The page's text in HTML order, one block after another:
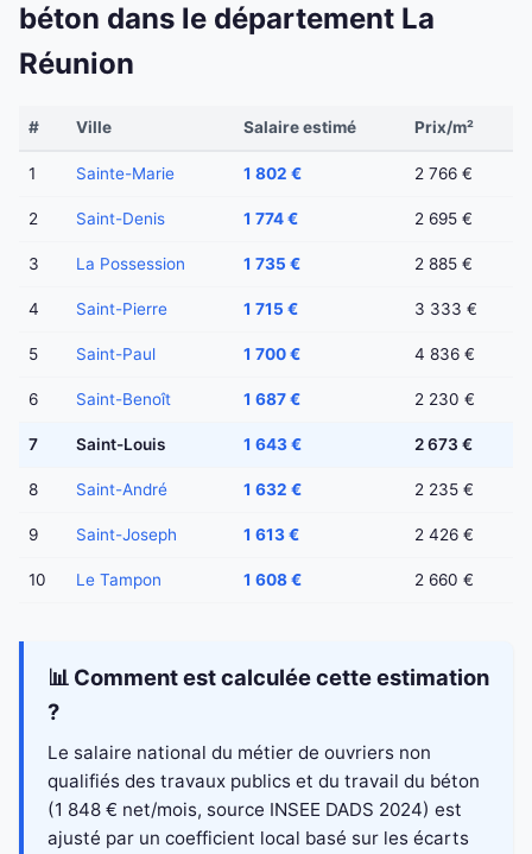
béton dans le département La
Réunion
# Ville Salaire estimé Prix/m²
1 Sainte-Marie 1 802 € 2 766 €
2 Saint-Denis 1 774 € 2 695 €
3 La Possession 1 735 € 2 885 €
4 Saint-Pierre 1 715 € 3 333 €
5 Saint-Paul 1 700 € 4 836 €
6 Saint-Benoît 1 687 € 2 230 €
7 Saint-Louis 1 643 € 2 673 €
8 Saint-André 1 632 € 2 235 €
9 Saint-Joseph 1 613 € 2 426 €
10 Le Tampon 1 608 € 2 660 €
📊 Comment est calculée cette estimation
?
Le salaire national du métier de ouvriers non
qualifiés des travaux publics et du travail du béton
(1 848 € net/mois, source INSEE DADS 2024) est
ajusté par un coefficient local basé sur les écarts